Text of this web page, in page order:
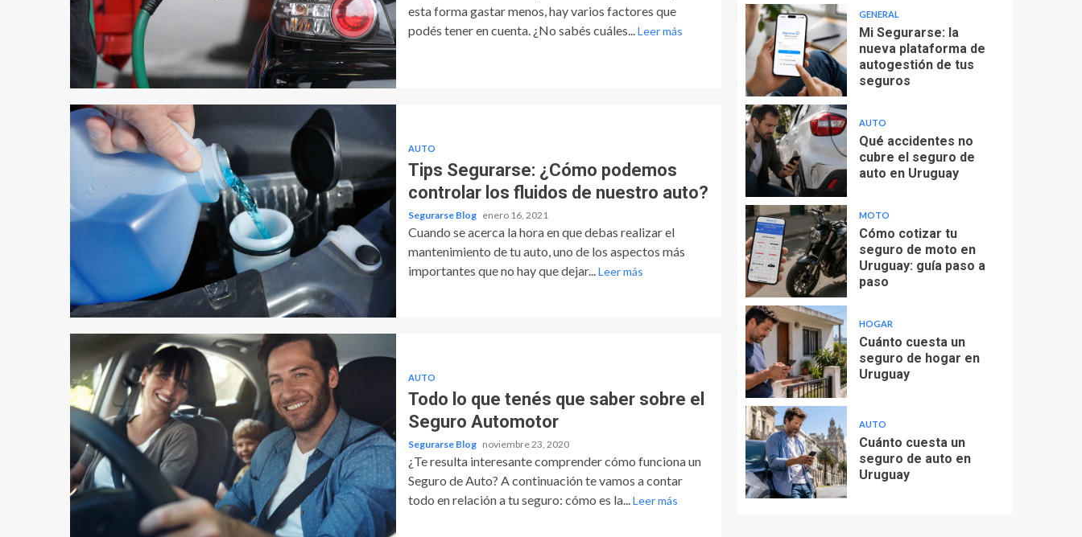
esta forma gastar menos, hay varios factores que
podés tener en cuenta. ¿No sabés cuáles... Leer más
AUTO
Tips Segurarse: ¿Cómo podemos
controlar los fluidos de nuestro auto?
Segurarse Blog enero 16, 2021
Cuando se acerca la hora en que debas realizar el
mantenimiento de tu auto, uno de los aspectos más
importantes que no hay que dejar... Leer más
AUTO
Todo lo que tenés que saber sobre el
Seguro Automotor
Segurarse Blog noviembre 23, 2020
¿Te resulta interesante comprender cómo funciona un
Seguro de Auto? A continuación te vamos a contar
todo en relación a tu seguro: cómo es la... Leer más
GENERAL
Mi Segurarse: la
nueva plataforma de
autogestión de tus
seguros
AUTO
Qué accidentes no
cubre el seguro de
auto en Uruguay
MOTO
Cómo cotizar tu
seguro de moto en
Uruguay: guía paso a
paso
HOGAR
Cuánto cuesta un
seguro de hogar en
Uruguay
AUTO
Cuánto cuesta un
seguro de auto en
Uruguay